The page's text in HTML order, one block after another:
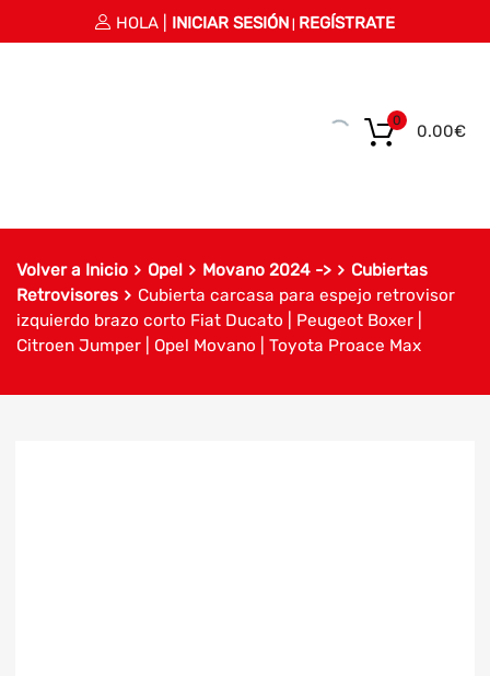
HOLA | INICIAR SESIÓN REGÍSTRATE
0.00€
0
Volver a Inicio Opel Movano 2024 ->
Cubiertas
Retrovisores
Cubierta carcasa para espejo retrovisor
izquierdo brazo corto Fiat Ducato | Peugeot Boxer |
Citroen Jumper | Opel Movano | Toyota Proace Max